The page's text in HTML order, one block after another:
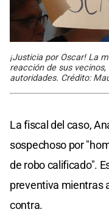
¡Justicia por Oscar! La
reacción de sus
autoridades. Crédito:
La fiscal del caso,
sospechoso por
de robo calificado".
preventiva mientras
contra.